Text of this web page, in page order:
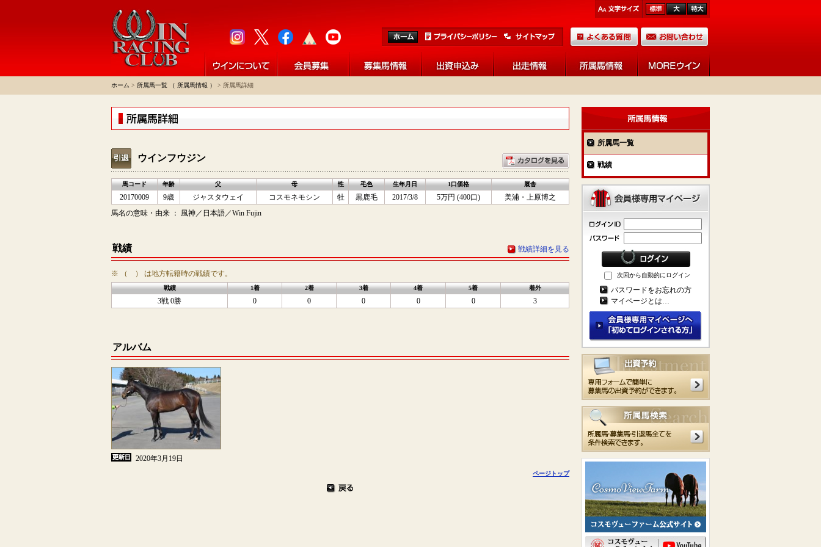
ホーム > 所属馬一覧 （ 所属馬情報 ） > 所属馬詳細
ウインフウジン
馬コード 年齢 父 母 性 毛色 生年月日 1口価格 厩舎
20170009 9歳 ジャスタウェイ コスモネモシン 牡 黒鹿毛 2017/3/8 5万円 (400口)
美浦・上原博之
馬名の意味・由来 ： 風神／日本語／Win Fujin
戦績 戦績詳細を見る
※ （ ） は地方転籍時の戦績です。
戦績 1着 2着 3着 4着 5着 着外
3戦 0勝 0 0 0 0 0 3
アルバム
2020年3月19日
ページトップ
所属馬一覧
戦績
次回から自動的にログイン
パスワードをお忘れの方
マイページとは…